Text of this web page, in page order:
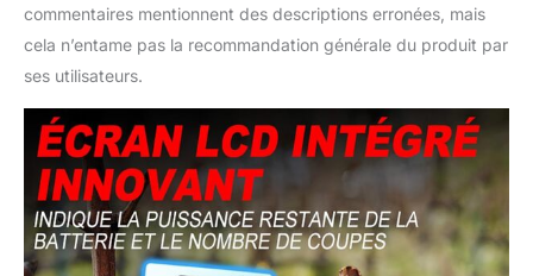
perche d'extension.
Vous pouvez appuyer
directement sur
perche d'extension pour
travailler, vous pouvez
également allumer
l'interrupteur du sécateur
à l'avance et régler le
diamètre d'ouverture.
commentaires mentionnent des descriptions erronées, mais
cela n’entame pas la recommandation générale du produit par
ses utilisateurs.